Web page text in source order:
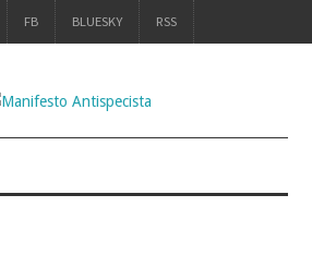
FB BLUESKY RSS